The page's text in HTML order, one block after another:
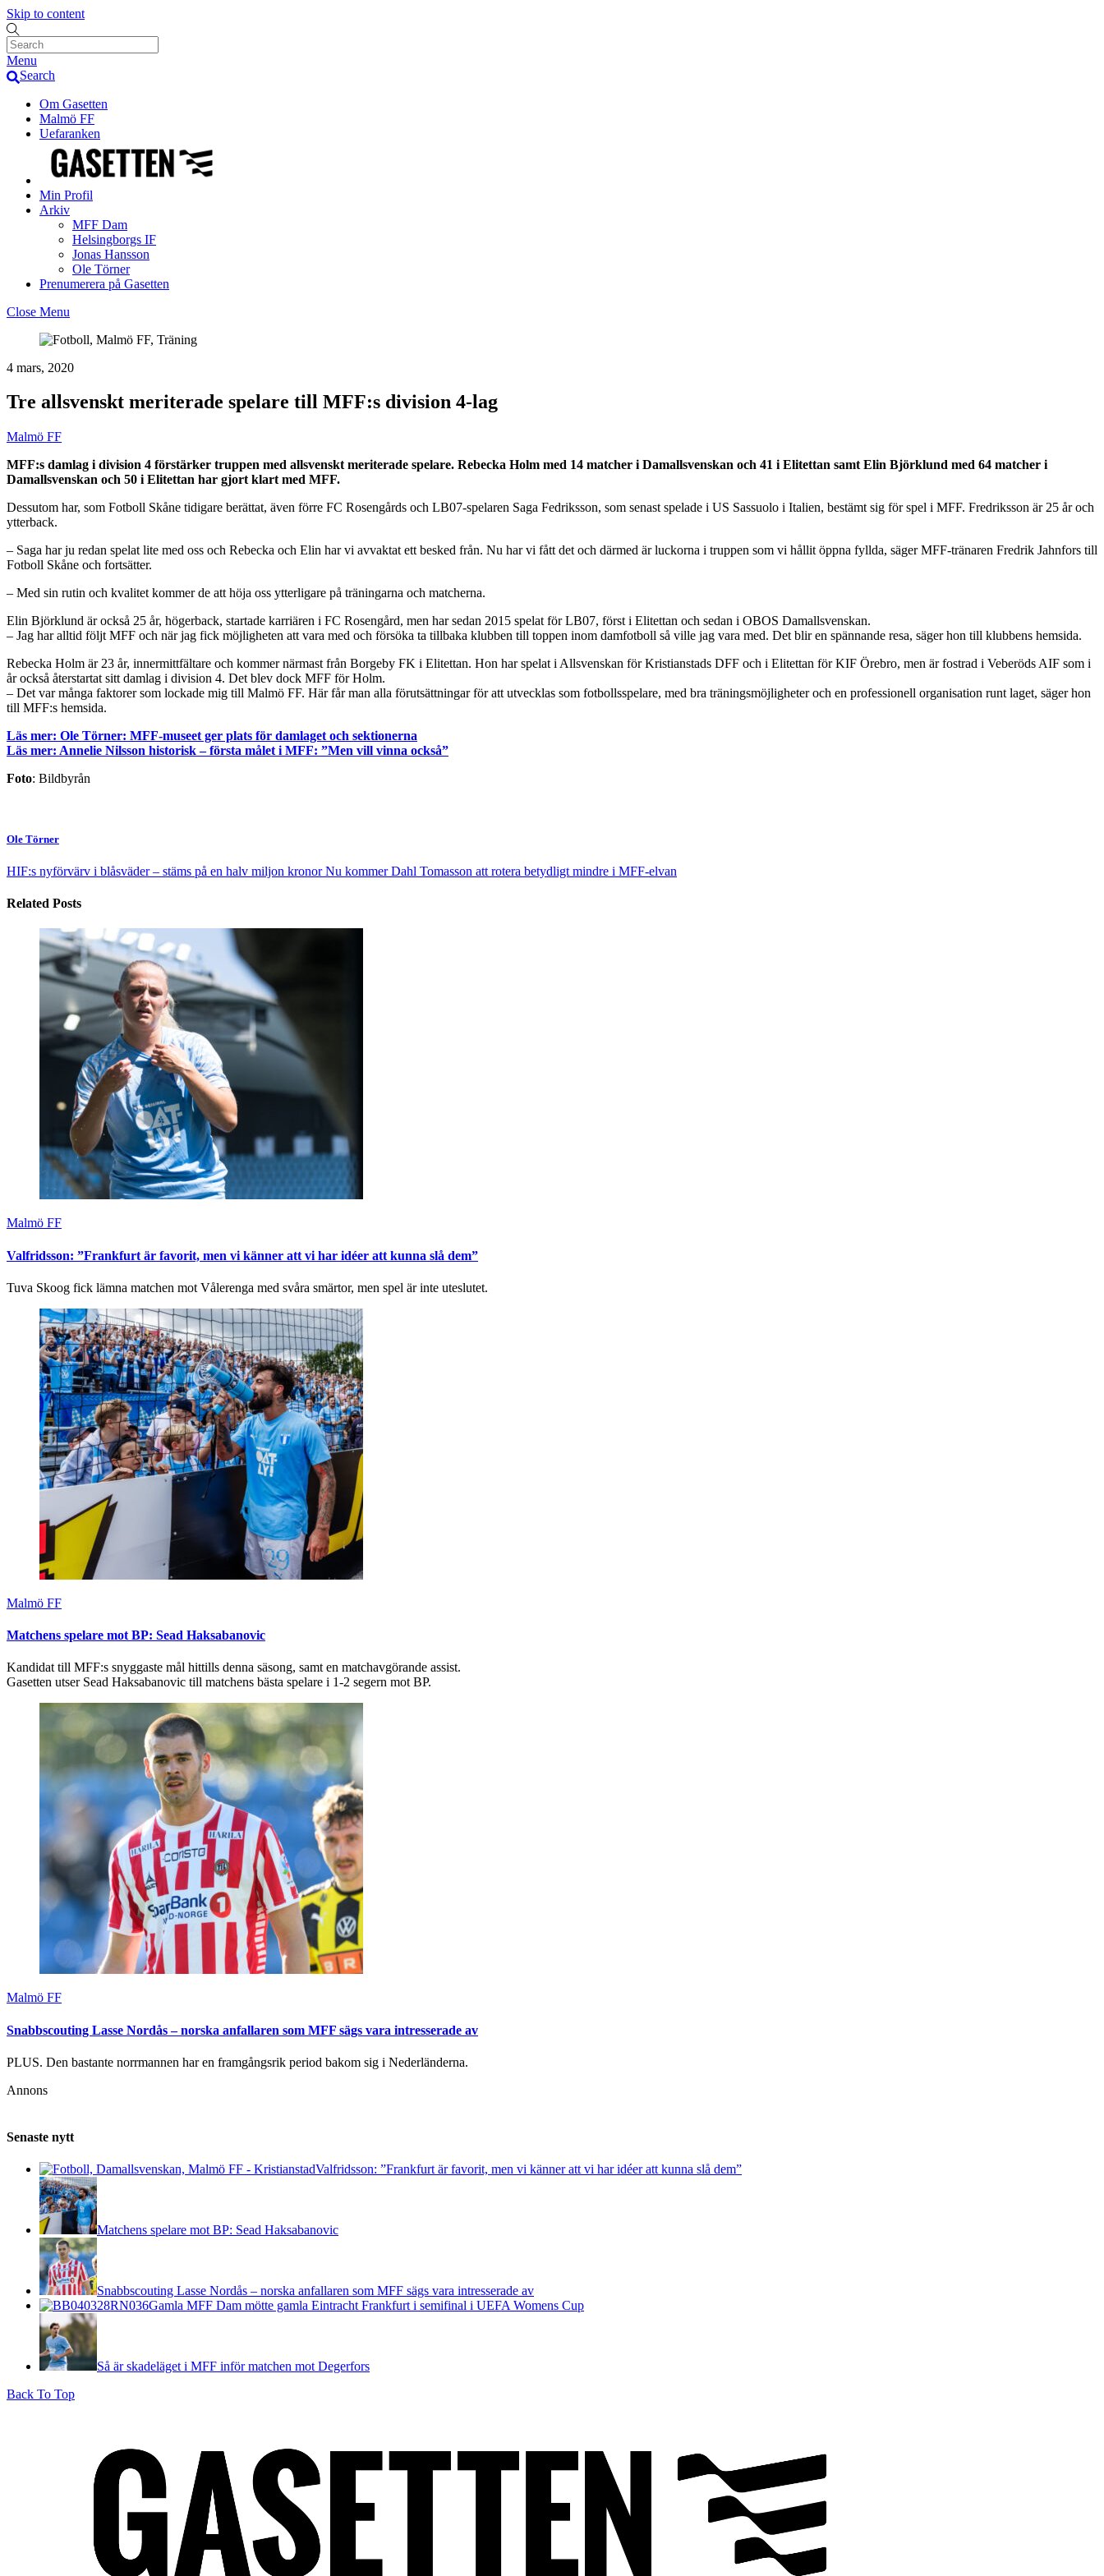
Skip to content
Menu
Search
Om Gasetten
Malmö FF
Uefaranken
Min Profil
Arkiv
MFF Dam
Helsingborgs IF
Jonas Hansson
Ole Törner
Prenumerera på Gasetten
Close Menu
4 mars, 2020
Tre allsvenskt meriterade spelare till MFF:s division 4-lag
Malmö FF
MFF:s damlag i division 4 förstärker truppen med allsvenskt meriterade spelare. Rebecka Holm med 14 matcher i Damallsvenskan och 41 i Elitettan samt Elin Björklund med 64 matcher i
Damallsvenskan och 50 i Elitettan har gjort klart med MFF.
Dessutom har, som Fotboll Skåne tidigare berättat, även förre FC Rosengårds och LB07-spelaren Saga Fedriksson, som senast spelade i US Sassuolo i Italien, bestämt sig för spel i MFF. Fredriksson är 25 år och
ytterback.
– Saga har ju redan spelat lite med oss och Rebecka och Elin har vi avvaktat ett besked från. Nu har vi fått det och därmed är luckorna i truppen som vi hållit öppna fyllda, säger MFF-tränaren Fredrik Jahnfors till
Fotboll Skåne och fortsätter.
– Med sin rutin och kvalitet kommer de att höja oss ytterligare på träningarna och matcherna.
Elin Björklund är också 25 år, högerback, startade karriären i FC Rosengård, men har sedan 2015 spelat för LB07, först i Elitettan och sedan i OBOS Damallsvenskan.
– Jag har alltid följt MFF och när jag fick möjligheten att vara med och försöka ta tillbaka klubben till toppen inom damfotboll så ville jag vara med. Det blir en spännande resa, säger hon till klubbens hemsida.
Rebecka Holm är 23 år, innermittfältare och kommer närmast från Borgeby FK i Elitettan. Hon har spelat i Allsvenskan för Kristianstads DFF och i Elitettan för KIF Örebro, men är fostrad i Veberöds AIF som i
år också återstartat sitt damlag i division 4. Det blev dock MFF för Holm.
– Det var många faktorer som lockade mig till Malmö FF. Här får man alla förutsättningar för att utvecklas som fotbollsspelare, med bra träningsmöjligheter och en professionell organisation runt laget, säger hon
till MFF:s hemsida.
Läs mer: Ole Törner: MFF-museet ger plats för damlaget och sektionerna
Läs mer: Annelie Nilsson historisk – första målet i MFF: ”Men vill vinna också”
Foto: Bildbyrån
Ole Törner
HIF:s nyförvärv i blåsväder – stäms på en halv miljon kronorNu kommer Dahl Tomasson att rotera betydligt mindre i MFF-elvan
Related Posts
Malmö FF
Valfridsson: ”Frankfurt är favorit, men vi känner att vi har idéer att kunna slå dem”
Tuva Skoog fick lämna matchen mot Vålerenga med svåra smärtor, men spel är inte uteslutet.
Malmö FF
Matchens spelare mot BP: Sead Haksabanovic
Kandidat till MFF:s snyggaste mål hittills denna säsong, samt en matchavgörande assist.
Gasetten utser Sead Haksabanovic till matchens bästa spelare i 1-2 segern mot BP.
Malmö FF
Snabbscouting Lasse Nordås – norska anfallaren som MFF sägs vara intresserade av
PLUS. Den bastante norrmannen har en framgångsrik period bakom sig i Nederländerna.
Annons
Senaste nytt
Valfridsson: ”Frankfurt är favorit, men vi känner att vi har idéer att kunna slå dem”
Matchens spelare mot BP: Sead Haksabanovic
Snabbscouting Lasse Nordås – norska anfallaren som MFF sägs vara intresserade av
Gamla MFF Dam mötte gamla Eintracht Frankfurt i semifinal i UEFA Womens Cup
Så är skadeläget i MFF inför matchen mot Degerfors
Back To Top